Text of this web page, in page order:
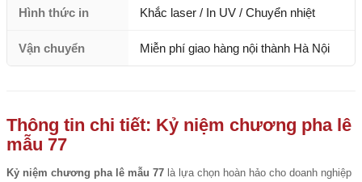
Hình thức in Khắc laser / In UV / Chuyển nhiệt
Vận chuyển Miễn phí giao hàng nội thành Hà Nội
Thông tin chi tiết: Kỷ niệm chương pha lê
mẫu 77
Kỷ niệm chương pha lê mẫu 77 là lựa chọn hoàn hảo cho doanh nghiệp